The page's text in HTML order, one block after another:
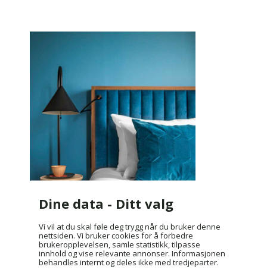
Dine data - Ditt valg
Vi vil at du skal føle deg trygg når du bruker denne
nettsiden. Vi bruker cookies for å forbedre
brukeropplevelsen, samle statistikk, tilpasse
innhold og vise relevante annonser. Informasjonen
behandles internt og deles ikke med tredjeparter.